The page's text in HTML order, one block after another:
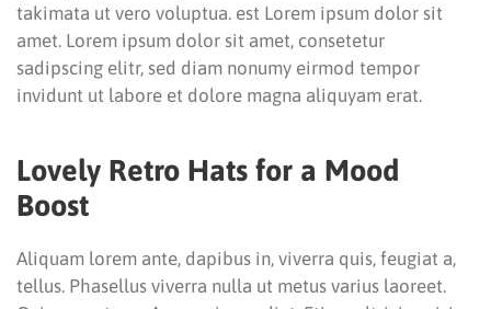
takimata ut vero voluptua. est Lorem ipsum dolor sit
amet. Lorem ipsum dolor sit amet, consetetur
sadipscing elitr, sed diam nonumy eirmod tempor
invidunt ut labore et dolore magna aliquyam erat.
Lovely Retro Hats for a Mood
Boost
Aliquam lorem ante, dapibus in, viverra quis, feugiat a,
tellus. Phasellus viverra nulla ut metus varius laoreet.